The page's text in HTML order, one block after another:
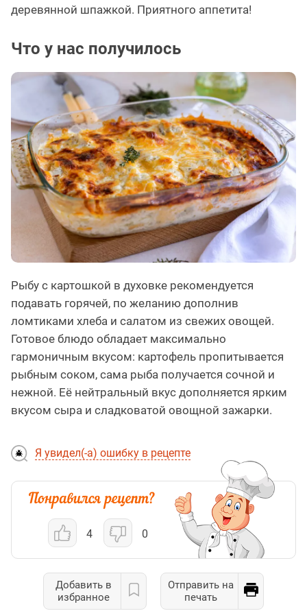
деревянной шпажкой. Приятного аппетита!
Что у нас получилось
Рыбу с картошкой в духовке рекомендуется
подавать горячей, по желанию дополнив
ломтиками хлеба и салатом из свежих овощей.
Готовое блюдо обладает максимально
гармоничным вкусом: картофель пропитывается
рыбным соком, сама рыба получается сочной и
нежной. Её нейтральный вкус дополняется ярким
вкусом сыра и сладковатой овощной зажарки.
Я увидел(-а) ошибку в рецепте
4 0
Добавить в
избранное
Отправить на
печать